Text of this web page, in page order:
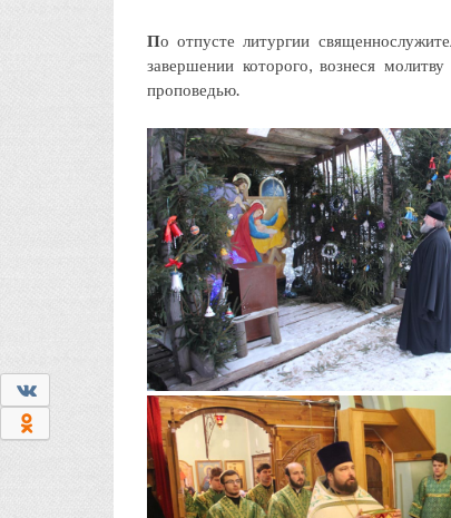
По отпусте литургии
завершении которого, вознеся
проповедью.